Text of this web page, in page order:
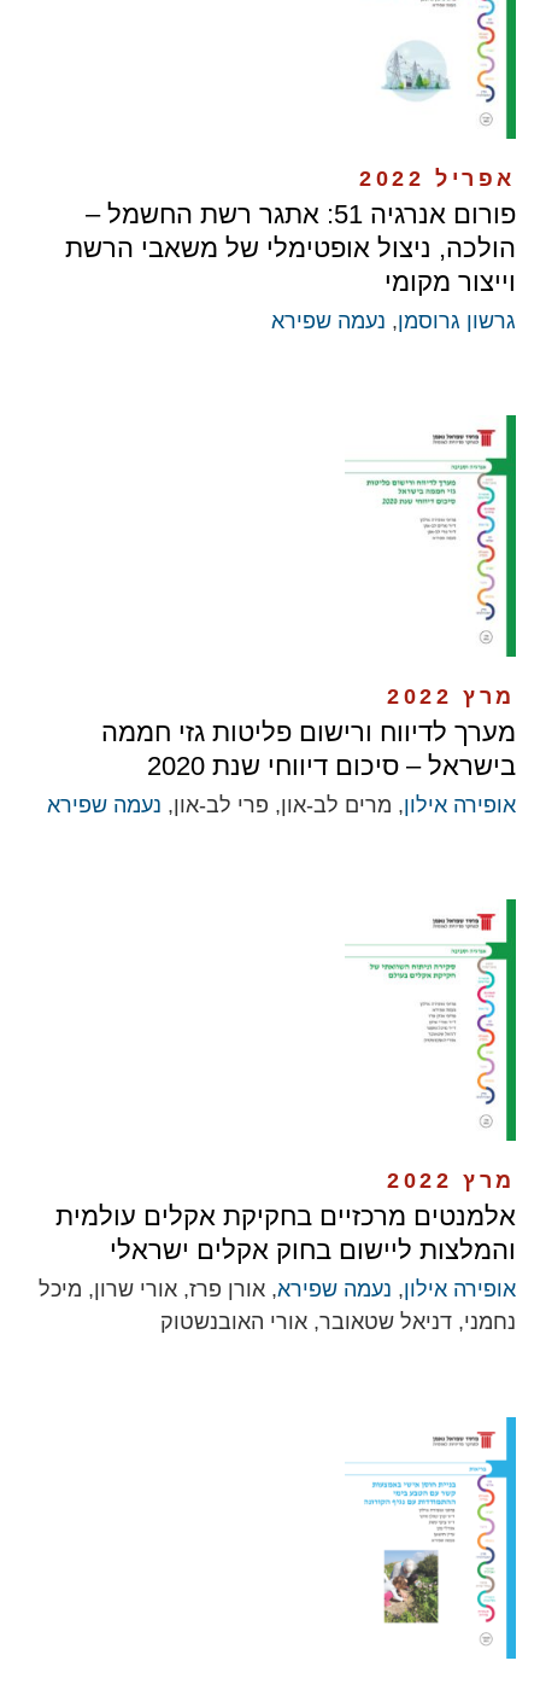
אפריל 2022
פורום אנרגיה 51: אתגר רשת החשמל –
הולכה, ניצול אופטימלי של משאבי הרשת
וייצור מקומי
גרשון גרוסמן, נעמה שפירא
מרץ 2022
מערך לדיווח ורישום פליטות גזי חממה
בישראל – סיכום דיווחי שנת 2020
אופירה אילון, מרים לב-און, פרי לב-און, נעמה שפירא
מרץ 2022
אלמנטים מרכזיים בחקיקת אקלים עולמית
והמלצות ליישום בחוק אקלים ישראלי
אופירה אילון, נעמה שפירא, אורן פרז, אורי שרון, מיכל
נחמני, דניאל שטאובר, אורי האובנשטוק